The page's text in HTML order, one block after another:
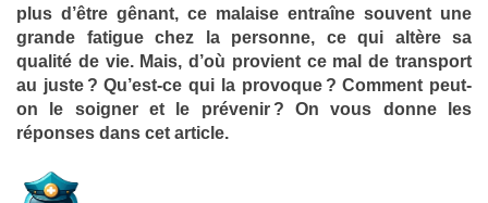
plus d’être gênant, ce malaise entraîne souvent une
grande fatigue chez la personne, ce qui altère sa
qualité de vie. Mais, d’où provient ce mal de transport
au juste ? Qu’est-ce qui la provoque ? Comment peut-
on le soigner et le prévenir ? On vous donne les
réponses dans cet article.